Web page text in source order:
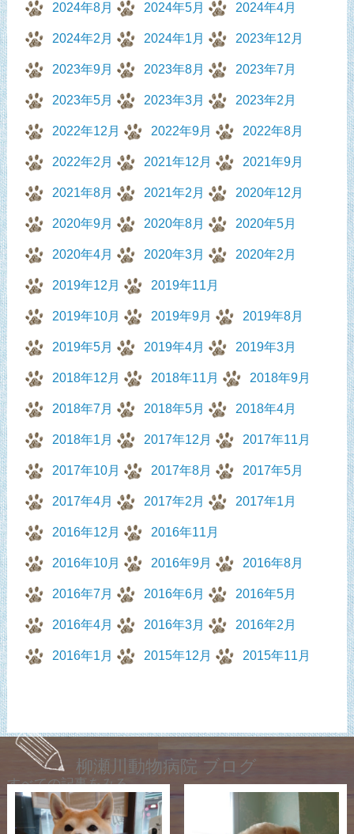
2024年8月 2024年5月 2024年4月
2024年2月 2024年1月 2023年12月
2023年9月 2023年8月 2023年7月
2023年5月 2023年3月 2023年2月
2022年12月 2022年9月 2022年8月
2022年2月 2021年12月 2021年9月
2021年8月 2021年2月 2020年12月
2020年9月 2020年8月 2020年5月
2020年4月 2020年3月 2020年2月
2019年12月 2019年11月
2019年10月 2019年9月 2019年8月
2019年5月 2019年4月 2019年3月
2018年12月 2018年11月 2018年9月
2018年7月 2018年5月 2018年4月
2018年1月 2017年12月 2017年11月
2017年10月 2017年8月 2017年5月
2017年4月 2017年2月 2017年1月
2016年12月 2016年11月
2016年10月 2016年9月 2016年8月
2016年7月 2016年6月 2016年5月
2016年4月 2016年3月 2016年2月
2016年1月 2015年12月 2015年11月
柳瀬川動物病院 ブログ
すべての記事をみる